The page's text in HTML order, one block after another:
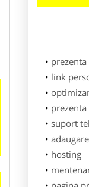
prezenta
link
suport
hosting